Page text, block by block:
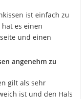
ist einfach zu
es einen
und einen
angenehm zu
gilt als sehr
ist und den Hals